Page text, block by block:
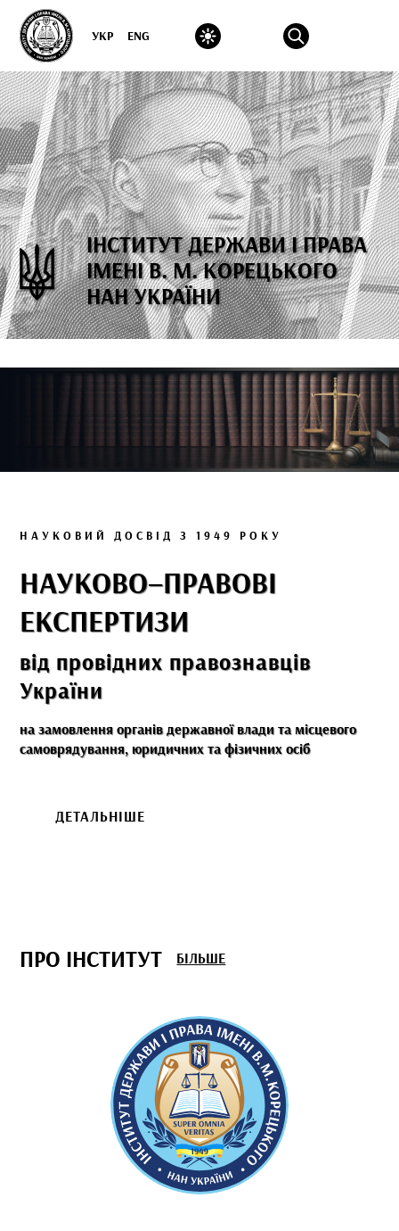
УКР ENG
ІНСТИТУТ ДЕРЖАВИ І ПРАВА
ІМЕНІ В. М. КОРЕЦЬКОГО
НАН УКРАЇНИ
НАУКОВИЙ ДОСВІД З 1949 РОКУ
НАУКОВО–ПРАВОВІ
ЕКСПЕРТИЗИ
від провідних правознавців
України
на замовлення органів державної влади та місцевого
самоврядування, юридичних та фізичних осіб
ДЕТАЛЬНІШЕ
ПРО ІНСТИТУТ БІЛЬШЕ